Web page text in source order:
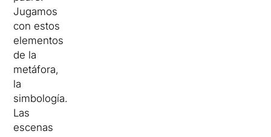
Jugamos
con estos
elementos
de la
metáfora,
la
simbología.
Las
escenas